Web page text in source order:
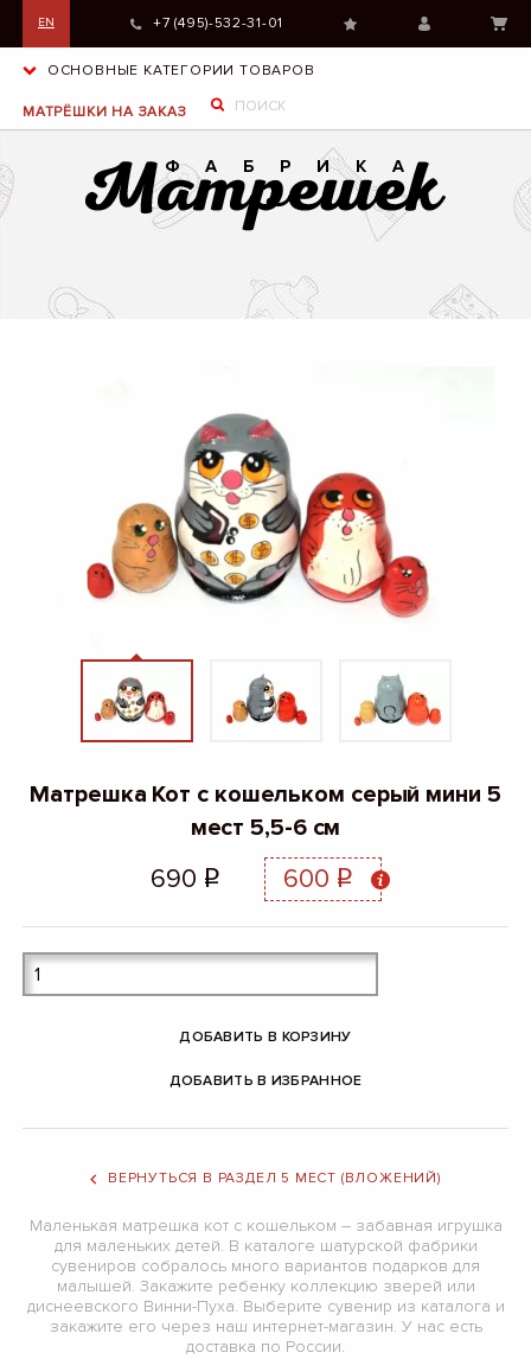
EN +7 (495)-532-31-01
ОСНОВНЫЕ КАТЕГОРИИ ТОВАРОВ
МАТРЁШКИ НА ЗАКАЗ
Матрешка Кот с кошельком серый мини 5
мест 5,5-6 см
690 q 600 q
ДОБАВИТЬ В КОРЗИНУ
ДОБАВИТЬ В ИЗБРАННОЕ
ВЕРНУТЬСЯ В РАЗДЕЛ 5 МЕСТ (ВЛОЖЕНИЙ)
Маленькая матрешка кот с кошельком – забавная игрушка
для маленьких детей. В каталоге шатурской фабрики
сувениров собралось много вариантов подарков для
малышей. Закажите ребенку коллекцию зверей или
диснеевского Винни-Пуха. Выберите сувенир из каталога и
закажите его через наш интернет-магазин. У нас есть
доставка по России.